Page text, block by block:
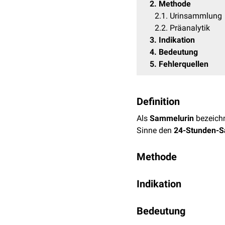
2 Methode
2.1
Urinsammlung
2.2 Präanalytik
3 Indikation
4 Bedeutung
5 Fehlerquellen
Definition
Als Sammelurin
Sinne den 24-Stunden-
Methode
Urinsammlung
Zeitpunkt 0:
Indikation
hinaus wird Sammelurin
Bedeutung